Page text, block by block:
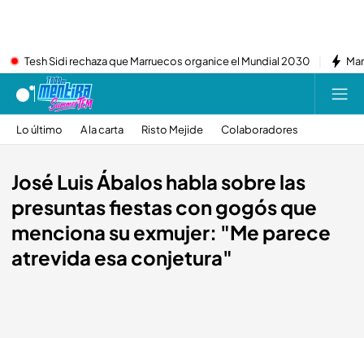
Tesh Sidi rechaza que Marruecos organice el Mundial 2030
Lo último A la carta Risto Mejide Colaboradores
José Luis Ábalos habla sobre las
presuntas fiestas con gogós que
menciona su exmujer: "Me parece
atrevida esa conjetura"